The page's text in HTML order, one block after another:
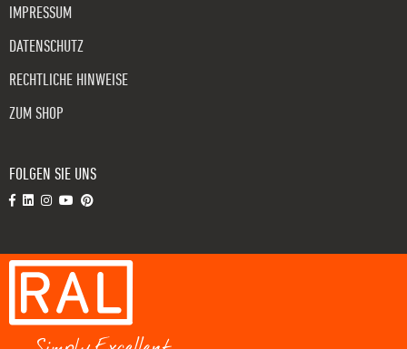
IMPRESSUM
DATENSCHUTZ
RECHTLICHE HINWEISE
ZUM SHOP
FOLGEN SIE UNS